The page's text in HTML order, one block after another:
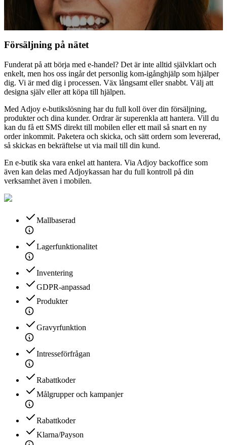
Försäljning på nätet
Funderat på att börja med e-handel? Det är inte alltid självklart och
enkelt, men hos oss ingår det personlig kom-igånghjälp som hjälper
dig. Vi är med dig i processen. Väx långsamt eller snabbt. Välj att
designa själv eller att köpa till hjälpen.
Med Adjoy e-butikslösning har du full koll över din försäljning,
produkter och dina kunder. Ordrar är superenkla att hantera. Vill du
kan du få ett SMS direkt till mobilen eller ett mail så snart en ny
order inkommit. Paketera och skicka, och sätt ordern som levererad,
så skickas en bekräftelse ut via mail till din kund.
En e-butik ska vara enkel att hantera. Via Adjoy backoffice som
även kan delas med Adjoykassan har du full kontroll på din
verksamhet även i mobilen.
Mallbaserad
Lagerfunktionalitet
Inventering
GDPR-anpassad
Produkter
Gravyrfunktion
Intresseförfrågan
Rabattkoder
Målgrupper och kampanjer
Rabattkoder
Klarna/Payson